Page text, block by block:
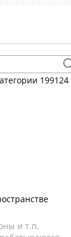
199124
и т.п.